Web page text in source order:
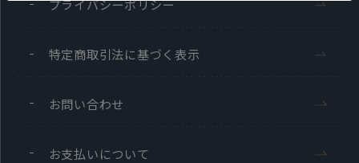
プライバシーポリシー
特定商取引法に基づく表示
お問い合わせ
お支払いについて